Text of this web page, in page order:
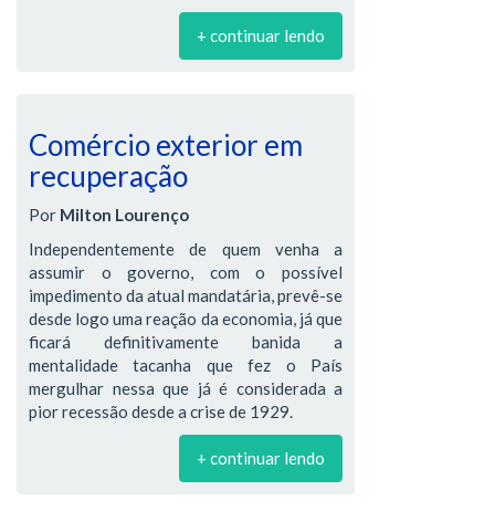
+ continuar lendo
Comércio exterior em
recuperação
Por Milton Lourenço
Independentemente de quem venha a
assumir o governo, com o possível
impedimento da atual mandatária, prevê-se
desde logo uma reação da economia, já que
ficará definitivamente banida a
mentalidade tacanha que fez o País
mergulhar nessa que já é considerada a
pior recessão desde a crise de 1929.
+ continuar lendo